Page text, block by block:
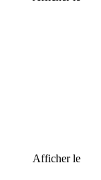
Afficher le